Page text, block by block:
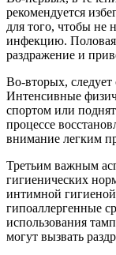
рекомендуется
для того, чтобы не
инфекцию. Половая
раздражение и
Во-вторых, следует
Интенсивные
спортом или
процессе
внимание легким
Третьим важным
гигиенических
интимной
гипоаллергенные
использования
могут вызвать